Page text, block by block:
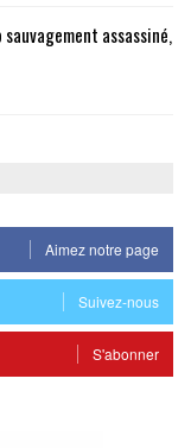
assassiné,
Aimez notre page
Suivez-nous
S'abonner